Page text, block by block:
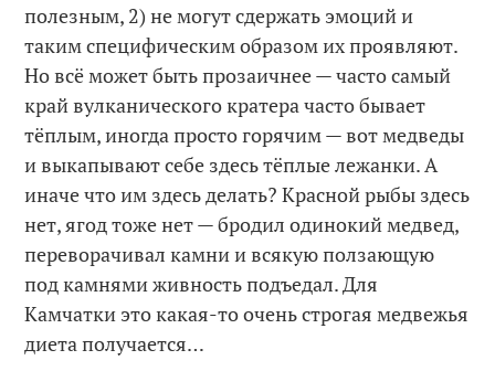
полезным, 2) не могут сдержать эмоций и
таким специфическим образом их проявляют.
Но всё может быть прозаичнее — часто самый
край вулканического кратера часто бывает
тёплым, иногда просто горячим — вот медведы
и выкапывают себе здесь тёплые лежанки. А
иначе что им здесь делать? Красной рыбы здесь
нет, ягод тоже нет — бродил одинокий медвед,
переворачивал камни и всякую ползающую
под камнями живность подъедал. Для
Камчатки это какая-то очень строгая медвежья
диета получается…